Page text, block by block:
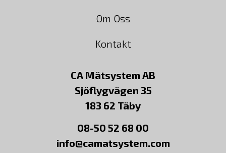
Om Oss
Kontakt
CA Mätsystem AB
Sjöflygvägen 35
183 62 Täby
08-50 52 68 00
info@camatsystem.com